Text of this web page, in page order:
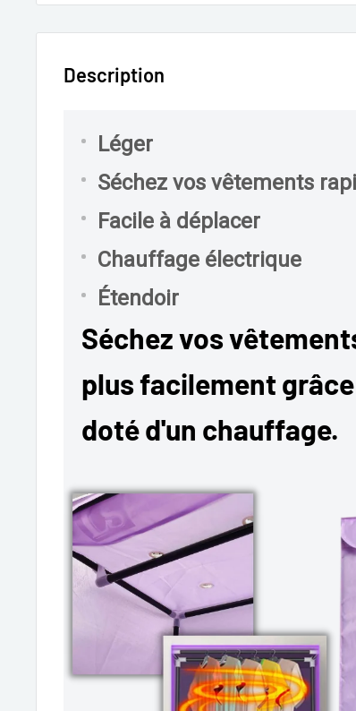
Description
Léger
Séchez vos vêtements
Facile à déplacer
Chauffage électrique
Étendoir
Séchez vos
plus facilement
doté d'un chauffage.